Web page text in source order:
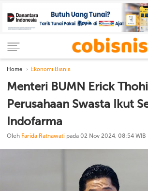
Home Ekonomi Bisnis
Menteri BUMN Erick
Perusahaan Swasta Ikut
Indofarma
Oleh Farida Ratnawati pada 02 Nov 2024, 08:54 WIB